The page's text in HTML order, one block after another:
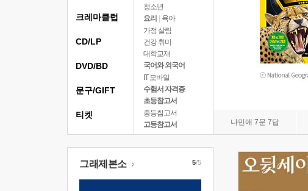
청소년
요리
육아
가정 살림
건강 취미
대학교재
국어와 외국어
IT 모바일
수험서 자격증
초등참고서
중등참고서
고등참고서
나민애 7문 7답
크레마클럽
CD/LP
DVD/BD
문구/GIFT
티켓
그래제본소 5/5